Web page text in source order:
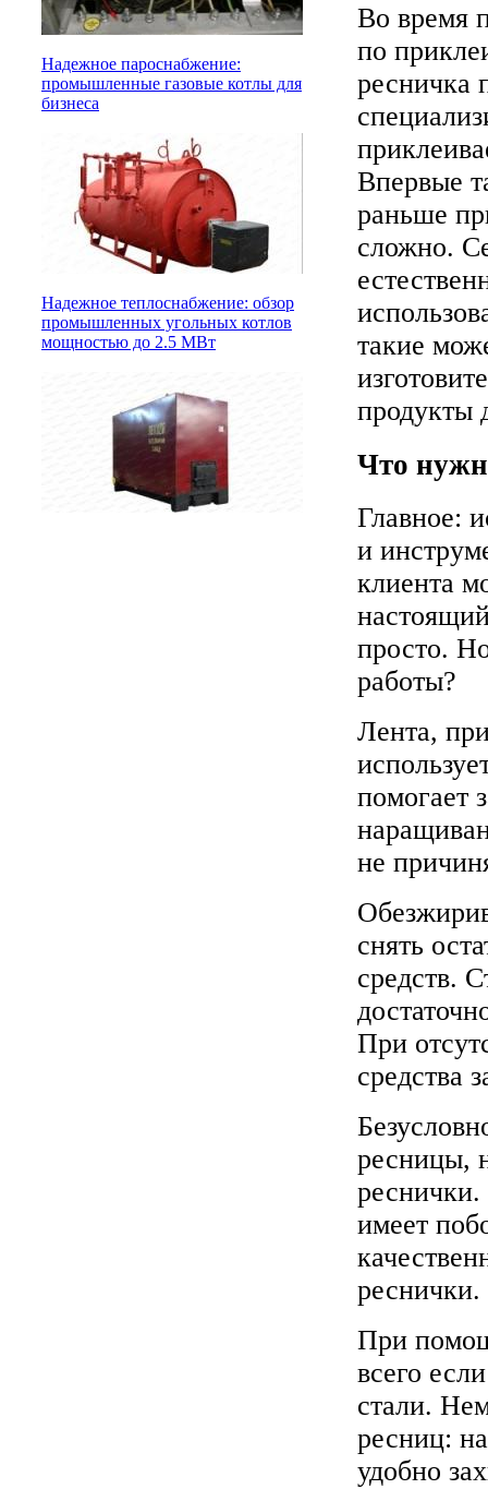
Надежное пароснабжение:
промышленные газовые котлы для
бизнеса
Надежное теплоснабжение: обзор
промышленных угольных котлов
мощностью до 2.5 МВт
Во время
по
ресничка
Впервые
раньше
сложно.
такие
продукты
Что
Главное:
и
клиента
просто.
работы?
Лента,
помогает
не
снять
средств.
При
средства
ресницы,
реснички.
имеет
реснички.
При
всего
стали.
ресниц:
удобно